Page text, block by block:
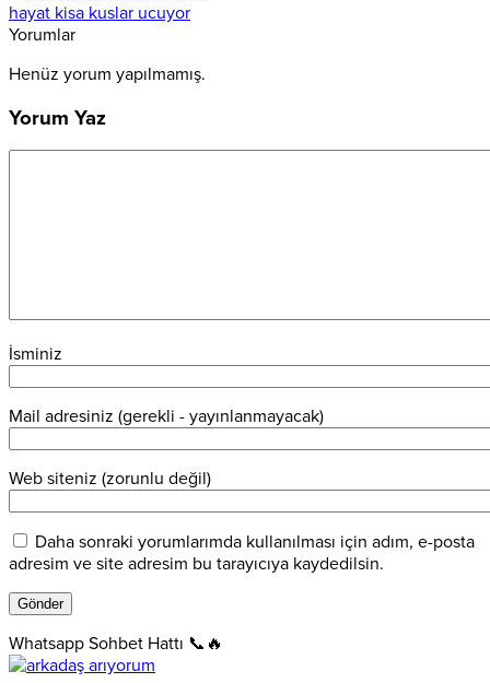
hayat kisa kuslar ucuyor
Yorumlar
Henüz yorum yapılmamış.
Yorum Yaz
İsminiz
Mail adresiniz (gerekli - yayınlanmayacak)
Web siteniz (zorunlu değil)
Daha sonraki yorumlarımda kullanılması için adım, e-posta
adresim ve site adresim bu tarayıcıya kaydedilsin.
Whatsapp Sohbet Hattı 📞🔥